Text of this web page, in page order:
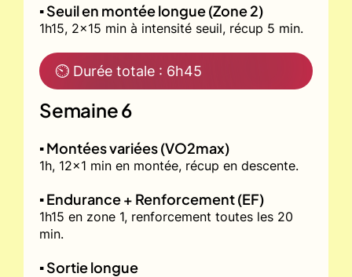
▪️ Seuil en montée longue (Zone 2)
1h15, 2x15 min à intensité seuil, récup 5 min.
⏲ Durée totale : 6h45
Semaine 6
▪️ Montées variées (VO2max)
1h, 12x1 min en montée, récup en descente.
▪️ Endurance + Renforcement (EF)
1h15 en zone 1, renforcement toutes les 20
min.
▪️ Sortie longue